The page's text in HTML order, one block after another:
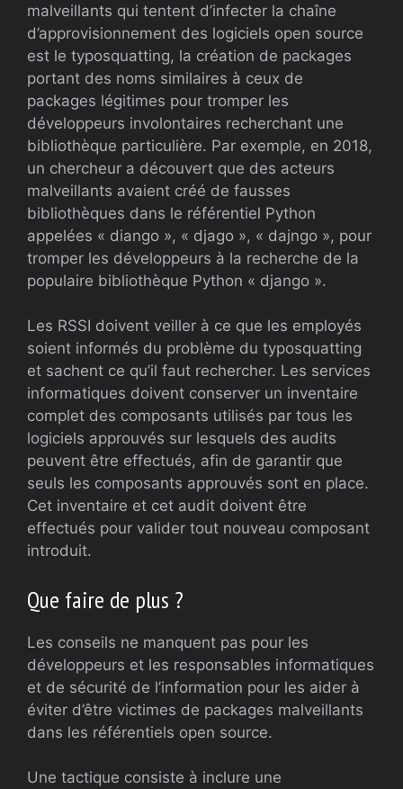
malveillants qui tentent d’infecter la chaîne
d’approvisionnement des logiciels open source
est le typosquatting, la création de packages
portant des noms similaires à ceux de
packages légitimes pour tromper les
développeurs involontaires recherchant une
bibliothèque particulière. Par exemple, en 2018,
un chercheur a découvert que des acteurs
malveillants avaient créé de fausses
bibliothèques dans le référentiel Python
appelées « diango », « djago », « dajngo », pour
tromper les développeurs à la recherche de la
populaire bibliothèque Python « django ».
Les RSSI doivent veiller à ce que les employés
soient informés du problème du typosquatting
et sachent ce qu’il faut rechercher. Les services
informatiques doivent conserver un inventaire
complet des composants utilisés par tous les
logiciels approuvés sur lesquels des audits
peuvent être effectués, afin de garantir que
seuls les composants approuvés sont en place.
Cet inventaire et cet audit doivent être
effectués pour valider tout nouveau composant
introduit.
Que faire de plus ?
Les conseils ne manquent pas pour les
développeurs et les responsables informatiques
et de sécurité de l’information pour les aider à
éviter d’être victimes de packages malveillants
dans les référentiels open source.
Une tactique consiste à inclure une